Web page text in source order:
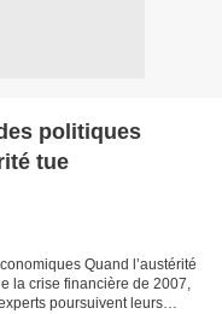
politiques
tue
Quand l’austérité
la crise financière de 2007,
poursuivent leurs